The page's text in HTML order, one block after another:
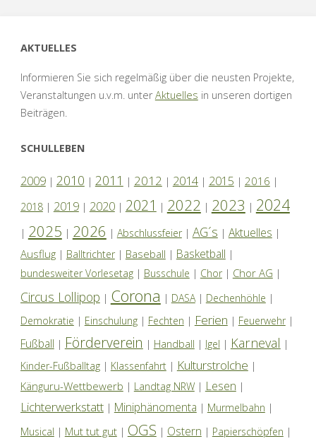
Beiträge
AKTUELLES
Informieren Sie sich regelmäßig über die neusten Projekte,
Veranstaltungen u.v.m. unterAktuelles in unseren dortigen
Beiträgen.
SCHULLEBEN
2009| 2010 | 2011 | 2012 | 2014| 2015 | 2016 |
2018| 2019| 2020| 2021 | 2022 | 2023 | 2024
| 2025 | 2026 | Abschlussfeier| AG´s | Aktuelles |
Ausflug| Balltrichter| Baseball | Basketball |
bundesweiter Vorlesetag| Busschule | Chor| Chor AG |
Circus Lollipop | Corona | DASA| Dechenhöhle |
Demokratie | Einschulung| Fechten | Ferien | Feuerwehr|
Fußball | Förderverein | Handball | Igel | Karneval |
Kinder-Fußballtag| Klassenfahrt| Kulturstrolche |
Känguru-Wettbewerb | Landtag NRW| Lesen |
Lichterwerkstatt| Miniphänomenta | Murmelbahn |
Musical | Mut tut gut| OGS | Ostern | Papierschöpfen |